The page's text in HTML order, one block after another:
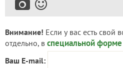
Внимание! Если у вас есть свой
отдельно, в специальной форме
Ваш E-mail: